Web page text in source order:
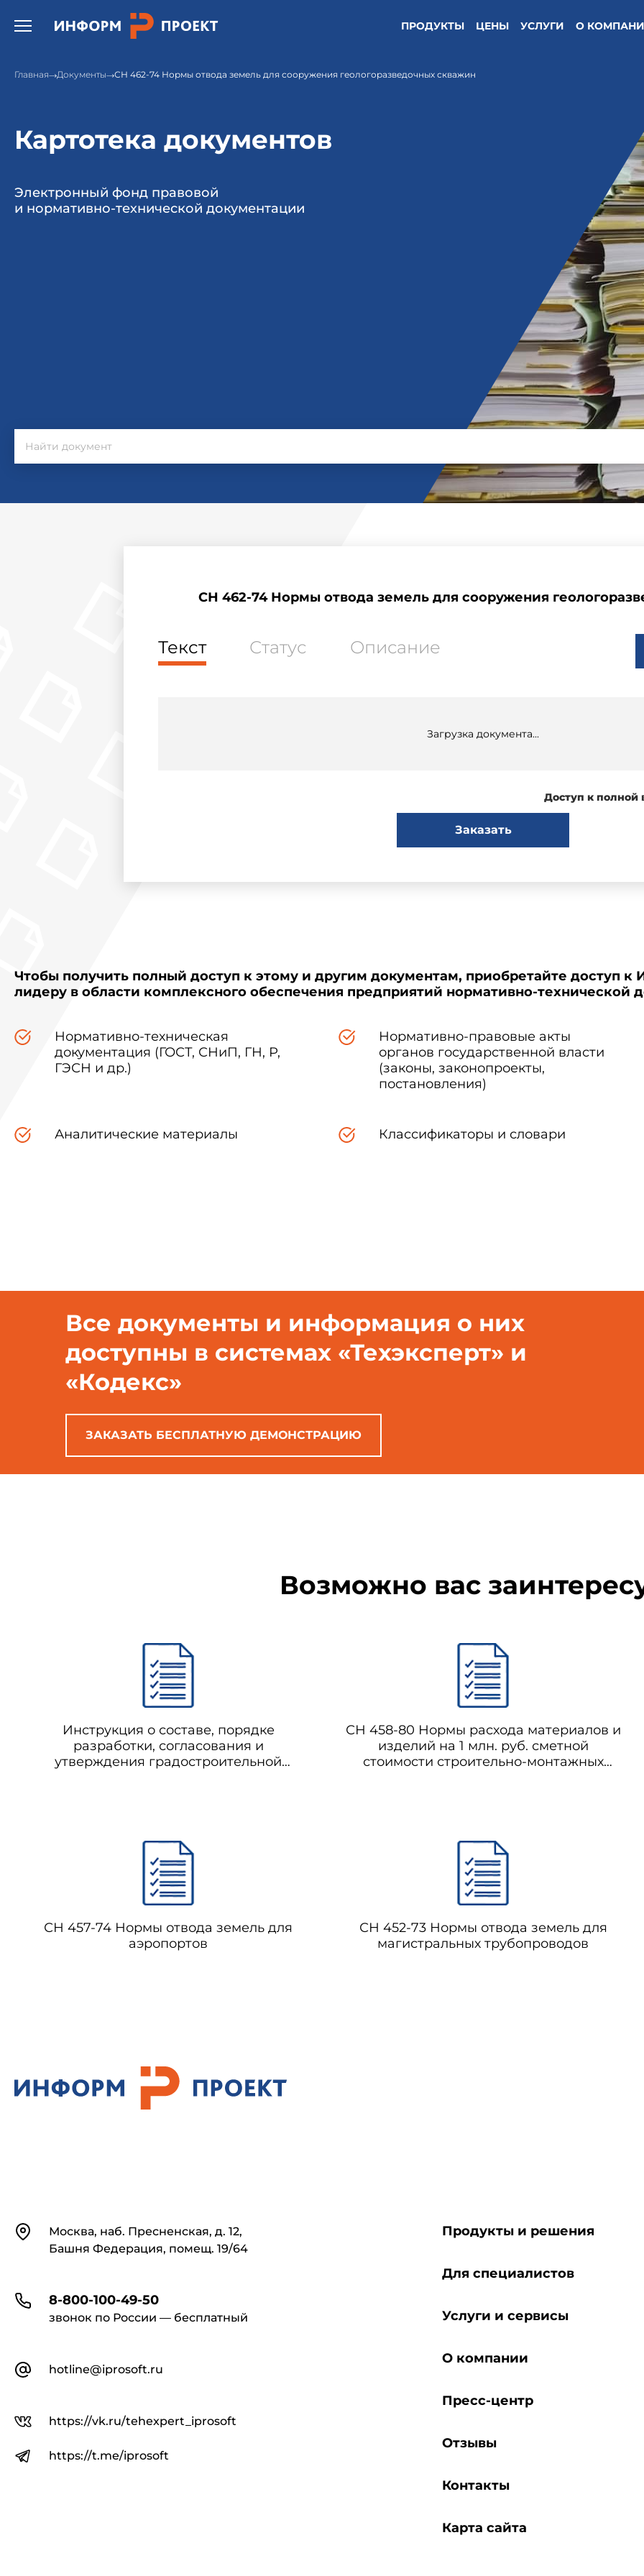
Открыть бургер меню. ПРОДУКТЫ ЦЕНЫ УСЛУГИ О
Главная Документы СН 462-74 Нормы отвода земель для сооружения геологоразведочных скважин
Картотека документов
Электронный фонд правовой
и нормативно-технической документации
СН 462-74 Нормы отвода земель для сооружения
Текст Статус Описание
Загрузка документа...
Доступ к полной
Заказать
Чтобы получить полный доступ к этому и другим документам, приобретайте доступ к
лидеру в области комплексного обеспечения предприятий нормативно-технической
Нормативно-техническая
документация (ГОСТ, СНиП, ГН, Р,
ГЭСН и др.)
Нормативно-правовые акты
органов государственной власти
(законы, законопроекты,
постановления)
Аналитические материалы Классификаторы и словари
Все документы и информация о них
доступны в системах «Техэксперт» и
«Кодекс»
ЗАКАЗАТЬ БЕСПЛАТНУЮ ДЕМОНСТРАЦИЮ
Возможно вас
Инструкция о составе, порядке
разработки, согласования и
утверждения градостроительной
СН 458-80 Нормы расхода материалов и
изделий на 1 млн. руб. сметной
стоимости строительно-монтажных
СН 457-74 Нормы отвода земель для
аэропортов
СН 452-73 Нормы отвода земель для
магистральных трубопроводов
КонтактыМосква, наб. Пресненская, д. 12,
Башня Федерация, помещ. 19/64
8-800-100-49-50
звонок по России — бесплатный
hotline@iprosoft.ru
https://vk.ru/tehexpert_iprosoft
https://t.me/iprosoft
Продукты и решения
Для специалистов
Услуги и сервисы
О компании
Пресс-центр
Отзывы
Контакты
Карта сайта